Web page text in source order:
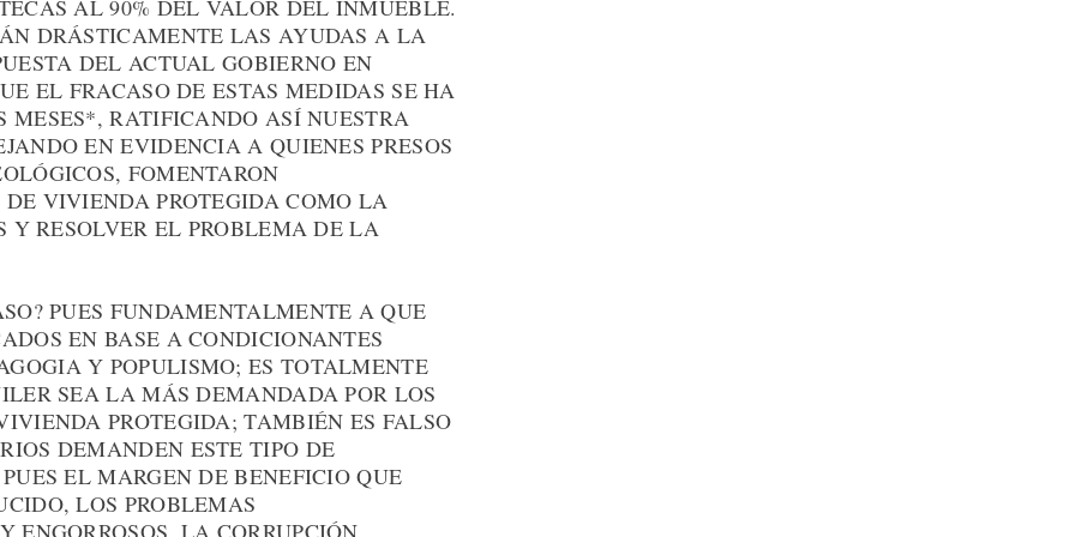
AL 90% DEL VALOR DEL INMUEBLE.
DRÁSTICAMENTE LAS AYUDAS A LA
DEL ACTUAL GOBIERNO EN
EL FRACASO DE ESTAS MEDIDAS SE HA
MESES*, RATIFICANDO ASÍ NUESTRA
EN EVIDENCIA A QUIENES PRESOS
FOMENTARON
VIVIENDA PROTEGIDA COMO LA
Y RESOLVER EL PROBLEMA DE LA
PUES FUNDAMENTALMENTE A QUE
EN BASE A CONDICIONANTES
Y POPULISMO; ES TOTALMENTE
SEA LA MÁS DEMANDADA POR LOS
PROTEGIDA; TAMBIÉN ES FALSO
DEMANDEN ESTE TIPO DE
EL MARGEN DE BENEFICIO QUE
LOS PROBLEMAS